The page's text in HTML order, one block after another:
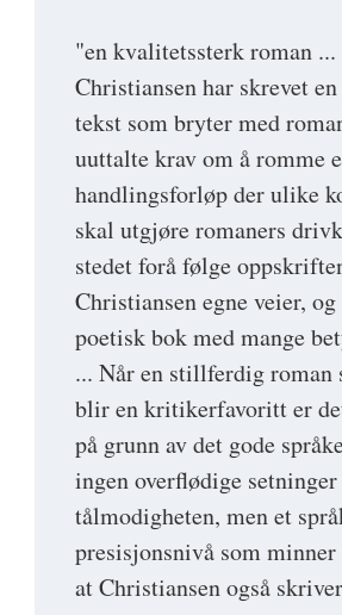
"en kvalitetssterk roman ...
Christiansen har skrevet
tekst som bryter med
uuttalte krav om å romme
handlingsforløp der ulike
skal utgjøre romaners
stedet forå følge
Christiansen egne veier,
poetisk bok med mange
... Når en stillferdig roman
blir en kritikerfavoritt er
på grunn av det gode
ingen overflødige
tålmodigheten, men et
presisjonsnivå som minner
at Christiansen også